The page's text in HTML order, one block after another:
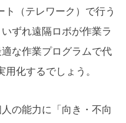
（テレワーク）で行う
ずれ遠隔ロボが作業ラ
な作業プログラムで代
化するでしょう。
の能力に「向き・不向